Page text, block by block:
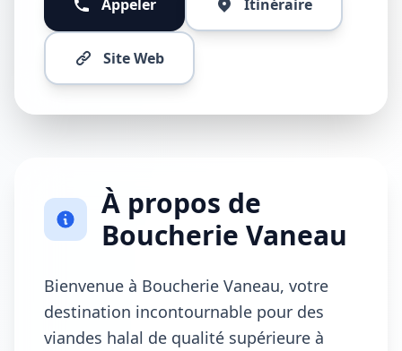
Appeler Itinéraire
Site Web
À propos de
Boucherie Vaneau
Bienvenue à Boucherie Vaneau, votre
destination incontournable pour des
viandes halal de qualité supérieure à